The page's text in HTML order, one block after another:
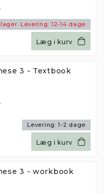
Levering: 12-14 dage
Læg i kurv
Levering: 1-2 dage
3 - Textbook
Læg i kurv
3 - workbook